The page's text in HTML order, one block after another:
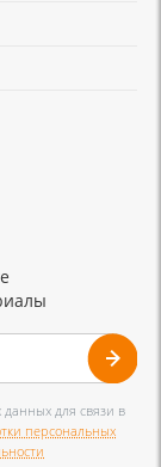
для связи в
персональных